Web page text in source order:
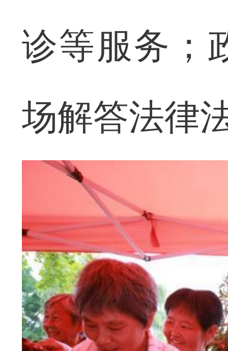
诊等服务；
场解答法律